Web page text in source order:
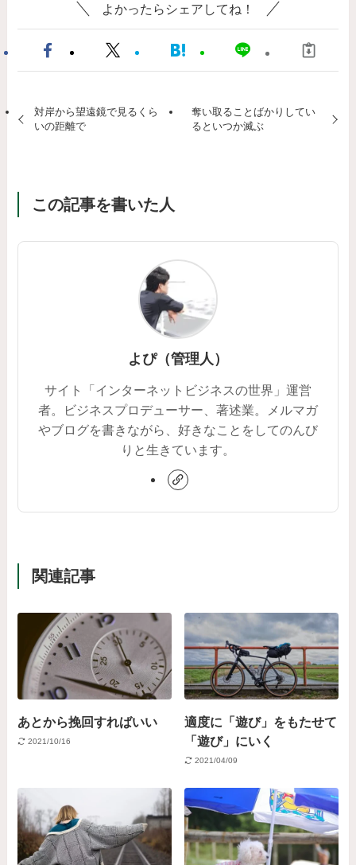
よかったらシェアしてね！
対岸から望遠鏡で見るくら
いの距離で
奪い取ることばかりしてい
るといつか滅ぶ
この記事を書いた人
よぴ（管理人）
サイト「インターネットビジネスの世界」運営
者。ビジネスプロデューサー、著述業。メルマガ
やブログを書きながら、好きなことをしてのんび
りと生きています。
関連記事
あとから挽回すればいい
2021/10/16
適度に「遊び」をもたせて
「遊び」にいく
2021/04/09